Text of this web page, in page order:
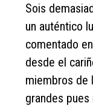
Sois
un auténtico
comentado
desde el
miembros de
grandes pues